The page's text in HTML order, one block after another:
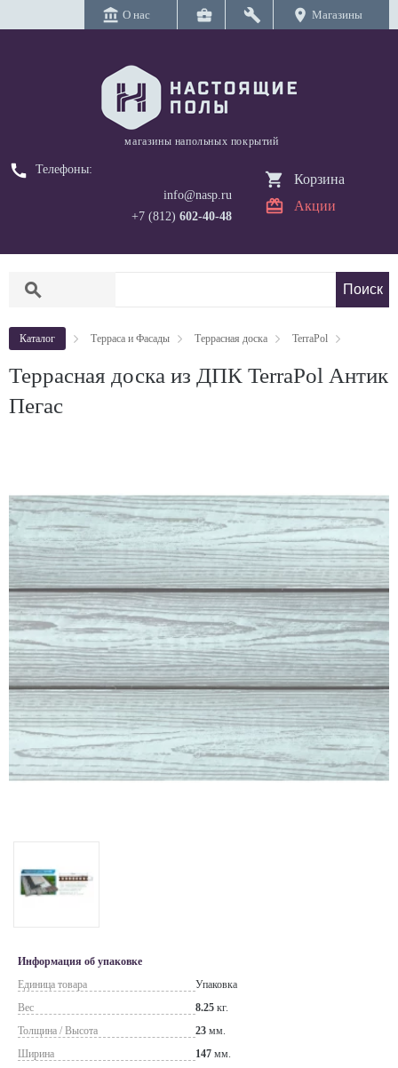
account_balance О нас business_center build location_on Магазины
магазины напольных покрытий
call
Телефоны:
info@nasp.ru
+7 (812) 602-40-48
Корзина
Акции
search
Каталог Терраса и Фасады Террасная доска TerraPol
Террасная доска из ДПК TerraPol Антик
Пегас
Информация об упаковке
Единица товара
Упаковка
Вес
8.25 кг.
Толщина / Высота
23 мм.
Ширина
147 мм.